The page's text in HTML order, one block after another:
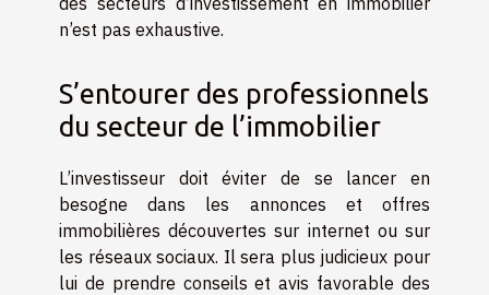
n’est pas exhaustive.
S’entourer des professionnels
du secteur de l’immobilier
L’investisseur doit éviter de se lancer en
besogne dans les annonces et offres
immobilières découvertes sur internet ou sur
les réseaux sociaux. Il sera plus judicieux pour
lui de prendre conseils et avis favorable des